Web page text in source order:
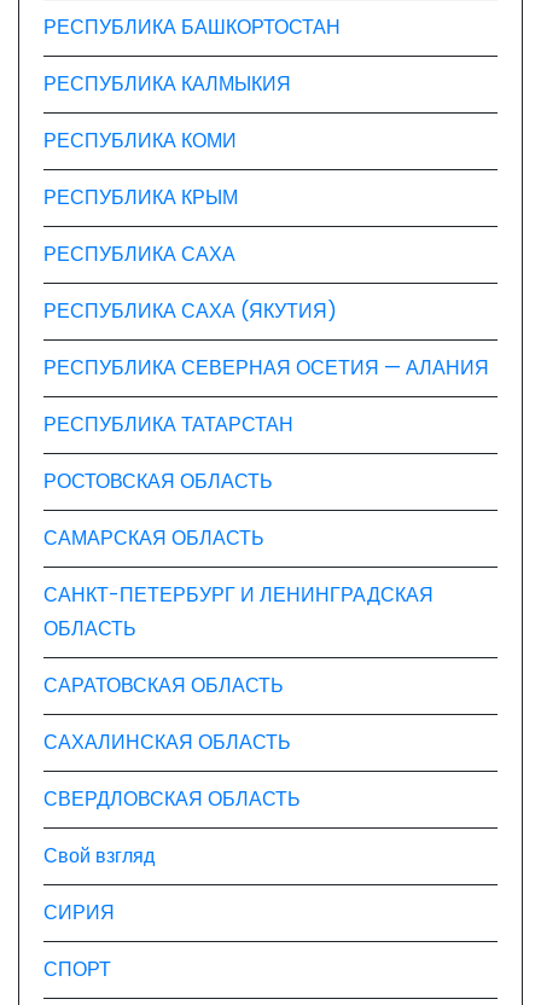
РЕСПУБЛИКА БАШКОРТОСТАН
РЕСПУБЛИКА КАЛМЫКИЯ
РЕСПУБЛИКА КОМИ
РЕСПУБЛИКА КРЫМ
РЕСПУБЛИКА САХА
РЕСПУБЛИКА САХА (ЯКУТИЯ)
РЕСПУБЛИКА СЕВЕРНАЯ ОСЕТИЯ — АЛАНИЯ
РЕСПУБЛИКА ТАТАРСТАН
РОСТОВСКАЯ ОБЛАСТЬ
САМАРСКАЯ ОБЛАСТЬ
САНКТ-ПЕТЕРБУРГ И ЛЕНИНГРАДСКАЯ
ОБЛАСТЬ
САРАТОВСКАЯ ОБЛАСТЬ
САХАЛИНСКАЯ ОБЛАСТЬ
СВЕРДЛОВСКАЯ ОБЛАСТЬ
Свой взгляд
СИРИЯ
СПОРТ